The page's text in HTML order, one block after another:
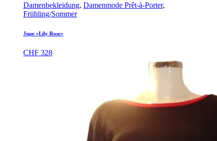
Damenbekleidung, Damenmode Prêt-à-Porter,
Frühling/Sommer
Jupe «Lily Rose»
CHF 328